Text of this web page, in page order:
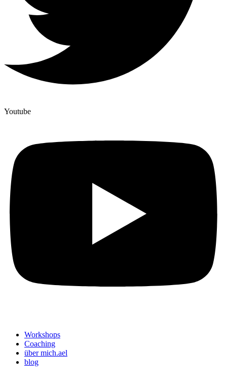
Youtube
Workshops
Coaching
über mich.ael
blog